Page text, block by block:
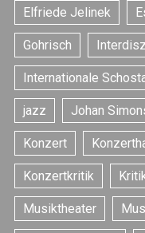
Elfriede Jelinek
Gohrisch
Internationale
jazz Johan
Konzert
Konzertkritik
Musiktheater
o
r
: